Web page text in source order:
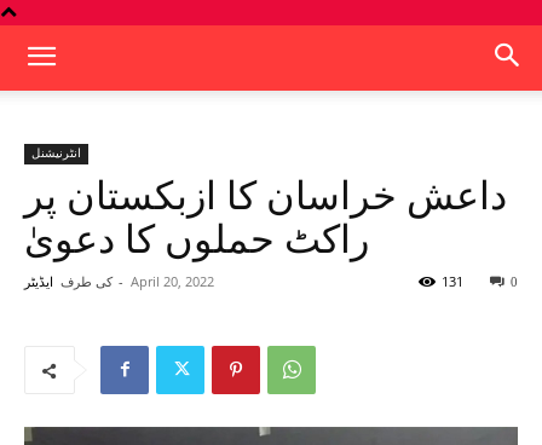
انٹرنیشنل
داعش خراسان کا ازبکستان پر
راکٹ حملوں کا دعویٰ
کی طرف ایڈیٹر - April 20, 2022 0
131